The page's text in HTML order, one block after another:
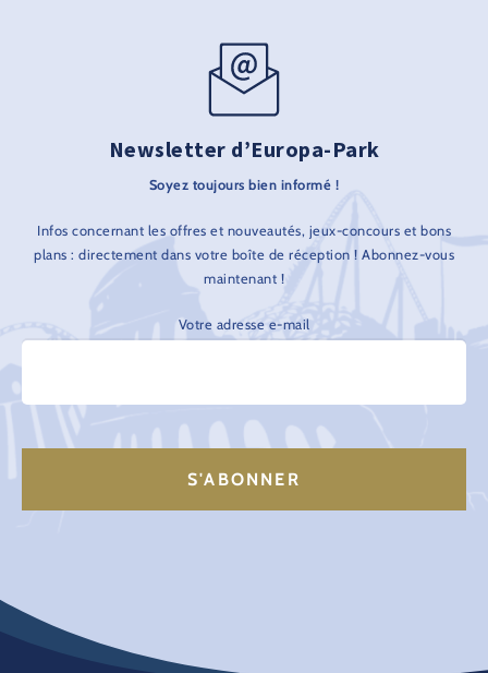
Newsletter d’Europa-Park
Soyez toujours bien informé !
Infos concernant les offres et nouveautés, jeux-concours et bons
plans : directement dans votre boîte de réception ! Abonnez-vous
maintenant !
Votre adresse e-mail